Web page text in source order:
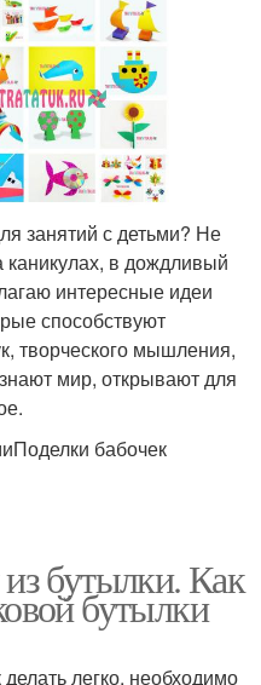
занятий с детьми? Не
каникулах, в дождливый
интересные идеи
способствуют
творческого мышления,
мир, открывают для
бабочек
бутылки. Как
бутылки
легко, необходимо